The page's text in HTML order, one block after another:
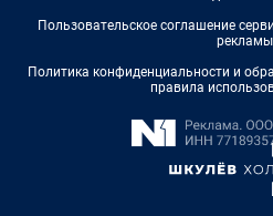
Пользовательское соглашение
Политика конфиденциальности и
правила